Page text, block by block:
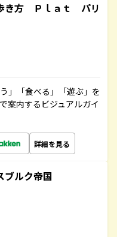
き方 Ｐｌａｔ パリ
」「食べる」「遊ぶ」を
案内するビジュアルガイ
詳細を見る
ルク帝国